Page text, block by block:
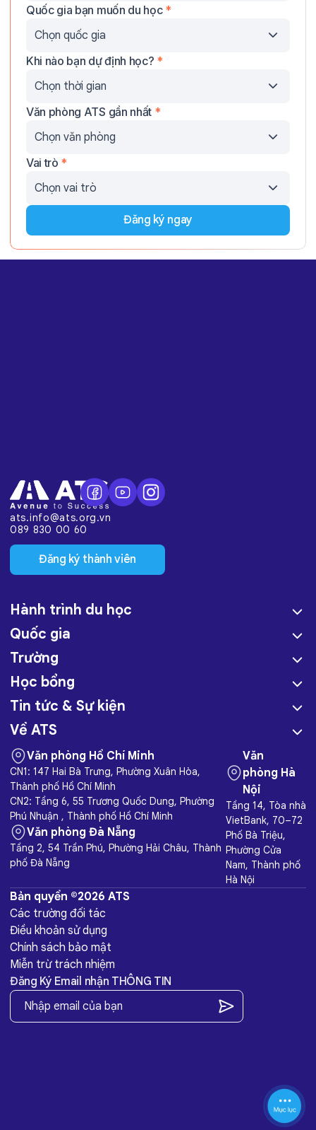
Quốc gia bạn muốn du học *
Khi nào bạn dự định học? *
Văn phòng ATS gần nhất *
Vai trò *
Đăng ký ngay
ats.info@ats.org.vn
089 830 00 60
Đăng ký thành viên
Hành trình du học
Quốc gia
Trường
Học bổng
Tin tức & Sự kiện
Về ATS
Văn phòng Hồ Chí Minh
CN1: 147 Hai Bà Trưng, Phường Xuân Hòa,
Thành phố Hồ Chí Minh
CN2: Tầng 6, 55 Trương Quốc Dung, Phường
Phú Nhuận , Thành phố Hồ Chí Minh
Văn phòng Đà Nẵng
Tầng 2, 54 Trần Phú, Phường Hải Châu, Thành
phố Đà Nẵng
Văn
phòng Hà
Nội
Tầng 14, Tòa nhà
VietBank, 70–72
Phố Bà Triệu,
Phường Cửa
Nam, Thành phố
Hà Nội
Bản quyền ©2026 ATS
Các trường đối tác
Điều khoản sử dụng
Chính sách bảo mật
Miễn trừ trách nhiệm
Đăng Ký Email nhận THÔNG TIN